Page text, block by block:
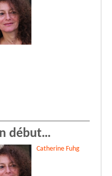
début…
Catherine Fuhg